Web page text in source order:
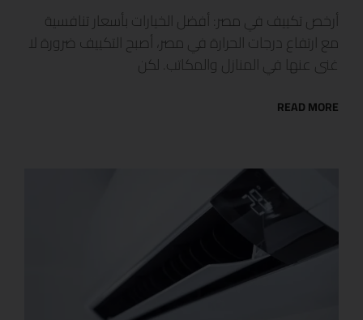
أرخص تكييف في مصر: أفضل الخيارات بأسعار تنافسية
مع ارتفاع درجات الحرارة في مصر، أصبح التكييف ضرورة لا
غنى عنها في المنازل والمكاتب. لكن
READ MORE